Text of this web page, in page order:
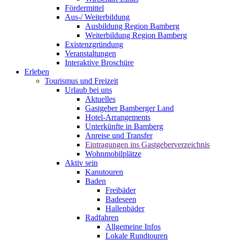
Fördermittel
Aus-/ Weiterbildung
Ausbildung Region Bamberg
Weiterbildung Region Bamberg
Existenzgründung
Veranstaltungen
Interaktive Broschüre
Erleben
Tourismus und Freizeit
Urlaub bei uns
Aktuelles
Gastgeber Bamberger Land
Hotel-Arrangements
Unterkünfte in Bamberg
Anreise und Transfer
Eintragungen ins Gastgeberverzeichnis
Wohnmobilplätze
Aktiv sein
Kanutouren
Baden
Freibäder
Badeseen
Hallenbäder
Radfahren
Allgemeine Infos
Lokale Rundtouren